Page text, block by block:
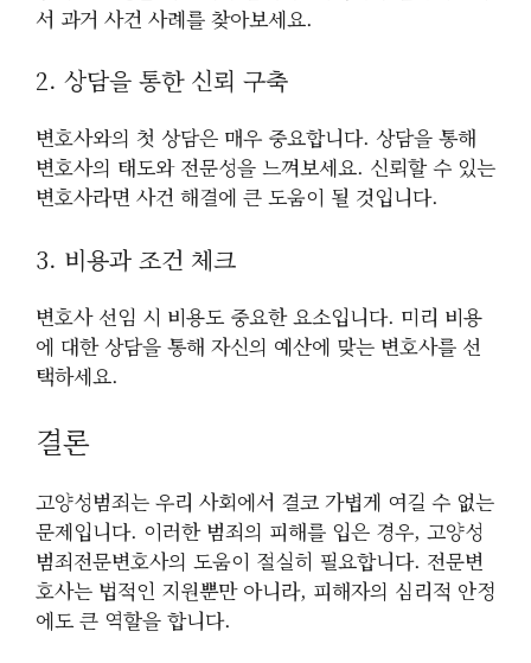
서 과거 사건 사례를 찾아보세요.
2. 상담을 통한 신뢰 구축
변호사와의 첫 상담은 매우 중요합니다. 상담을 통해
변호사의 태도와 전문성을 느껴보세요. 신뢰할 수 있는
변호사라면 사건 해결에 큰 도움이 될 것입니다.
3. 비용과 조건 체크
변호사 선임 시 비용도 중요한 요소입니다. 미리 비용
에 대한 상담을 통해 자신의 예산에 맞는 변호사를 선
택하세요.
결론
고양성범죄는 우리 사회에서 결코 가볍게 여길 수 없는
문제입니다. 이러한 범죄의 피해를 입은 경우, 고양성
범죄전문변호사의 도움이 절실히 필요합니다. 전문변
호사는 법적인 지원뿐만 아니라, 피해자의 심리적 안정
에도 큰 역할을 합니다.